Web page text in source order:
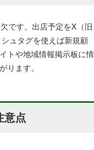
です。出店予定をX（旧
ュタグを使えば新規顧
トや地域情報掲示板に情
ります。
意点